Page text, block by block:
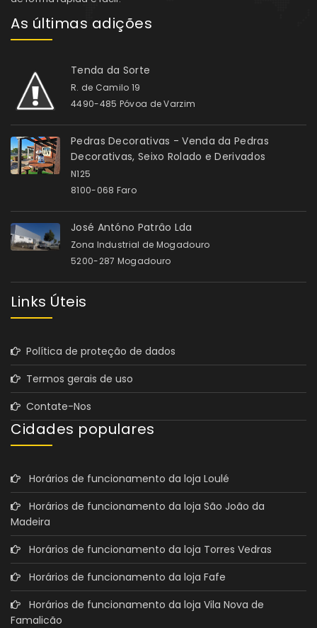
As últimas adições
Tenda da Sorte
R. de Camilo 19
4490-485 Póvoa de Varzim
Pedras Decorativas - Venda da Pedras
Decorativas, Seixo Rolado e Derivados
N125
8100-068 Faro
José Antóno Patrâo Lda
Zona Industrial de Mogadouro
5200-287 Mogadouro
Links Úteis
Política de proteção de dados
Termos gerais de uso
Contate-Nos
Cidades populares
Horários de funcionamento da loja Loulé
Horários de funcionamento da loja São João da
Madeira
Horários de funcionamento da loja Torres Vedras
Horários de funcionamento da loja Fafe
Horários de funcionamento da loja Vila Nova de
Famalicão